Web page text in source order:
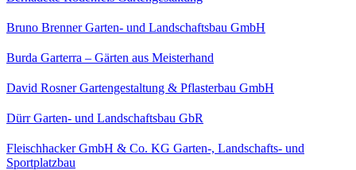
Bruno Brenner Garten- und Landschaftsbau GmbH
Burda Garterra – Gärten aus Meisterhand
David Rosner Gartengestaltung & Pflasterbau GmbH
Dürr Garten- und Landschaftsbau GbR
Fleischhacker GmbH & Co. KG Garten-, Landschafts- und
Sportplatzbau